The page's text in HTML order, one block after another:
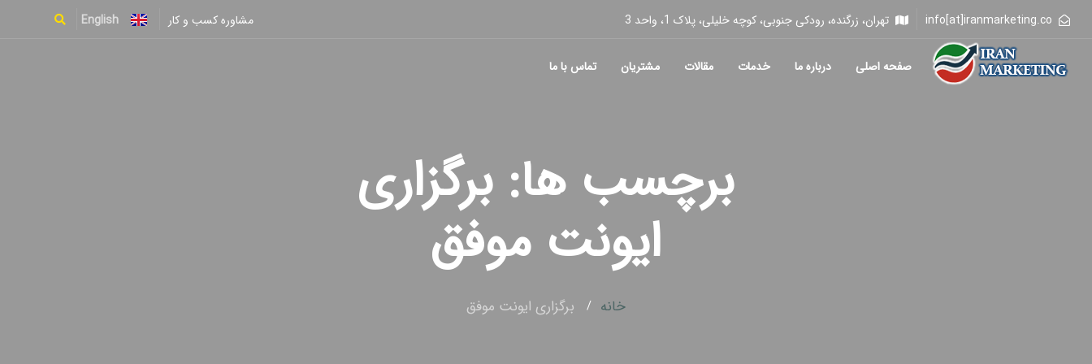
info[at]iranmarketing.co تهران، زرگنده، رودکی جنوبی، کوچه خلیلی، پلاک 1، واحد 3 مشاوره کسب و کار English
صفحه اصلی درباره ما خدمات مقالات مشتریان تماس با ما
برچسب ها: برگزاری
ایونت موفق
خانه برگزاری ایونت موفق